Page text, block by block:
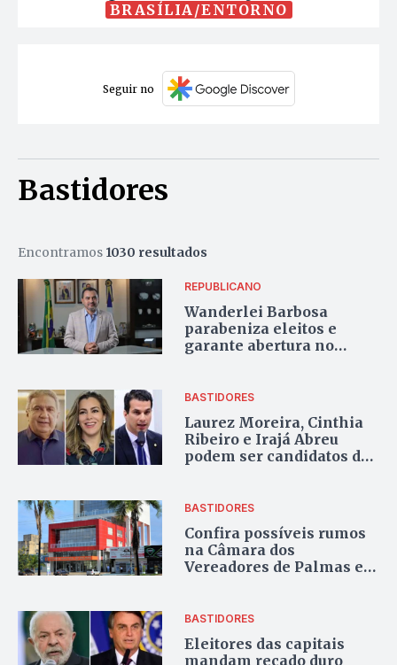
BRASÍLIA/ENTORNO
Seguir no
Bastidores
Encontramos 1030 resultados
REPUBLICANO
Wanderlei Barbosa
parabeniza eleitos e
garante abertura no
BASTIDORES
Laurez Moreira, Cinthia
Ribeiro e Irajá Abreu
podem ser candidatos de
BASTIDORES
Confira possíveis rumos
na Câmara dos
Vereadores de Palmas em
BASTIDORES
Eleitores das capitais
mandam recado duro